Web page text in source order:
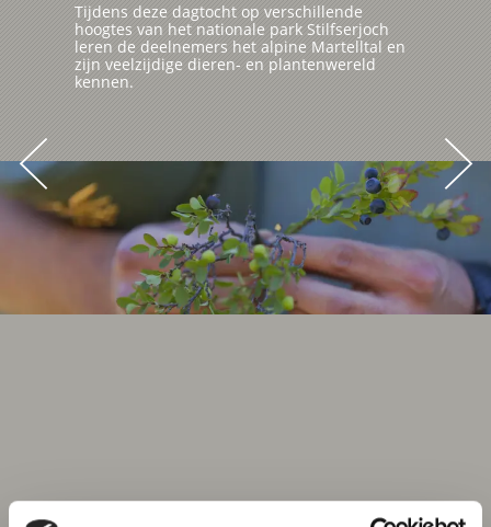
Tijdens deze dagtocht op verschillende
hoogtes van het nationale park Stilfserjoch
leren de deelnemers het alpine Martelltal en
zijn veelzijdige dieren- en plantenwereld
kennen.